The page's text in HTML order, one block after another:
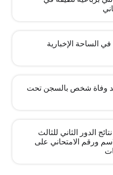
في الساحة الإخبارية
وفاة شخص بالسجن تحت
الدور الثاني للثالث
بالاسم ورقم الامتحاني على